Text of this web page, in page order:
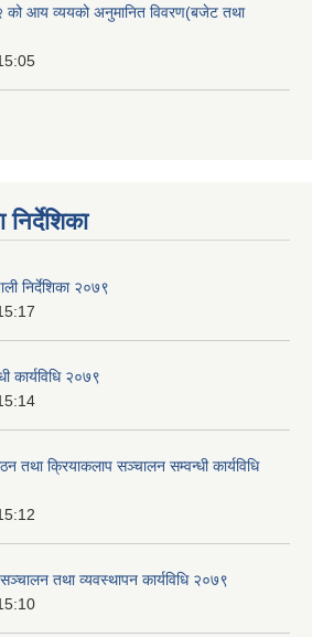
को आय व्ययको अनुमानित विवरण(बजेट तथा
निर्देशिका २०७९
कार्यविधि २०७९
तथा क्रियाकलाप सञ्चालन सम्वन्धी कार्यविधि
तथा व्यवस्थापन कार्यविधि २०७९